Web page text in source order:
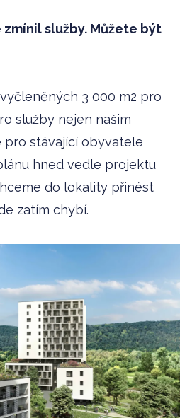
služby. Můžete být
3 000 m2 pro
služby nejen našim
pro stávající obyvatele
hned vedle projektu
do lokality přinést
zatím chybí.